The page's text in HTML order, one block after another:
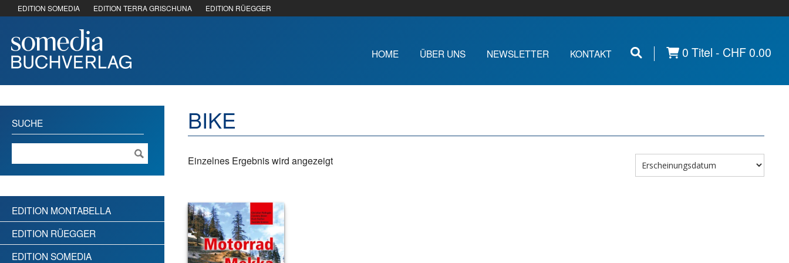
EDITION SOMEDIA EDITION TERRA GRISCHUNA EDITION RÜEGGER
HOME ÜBER UNS NEWSLETTER KONTAKT 0 Titel - CHF0.00
BIKE
Einzelnes Ergebnis wird angezeigt
SUCHE
EDITION MONTABELLA
EDITION RÜEGGER
EDITION SOMEDIA